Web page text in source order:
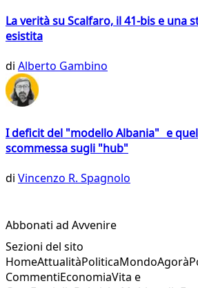
La verità su Scalfaro, il 41-bis e una
esistita
di Alberto Gambino
I deficit del "modello Albania" e
scommessa sugli "hub"
di Vincenzo R. Spagnolo
Abbonati ad Avvenire
Sezioni del sito
HomeAttualitàPoliticaMondoAgorà
CommentiEconomiaVita e